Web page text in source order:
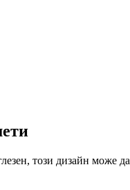
този дизайн може